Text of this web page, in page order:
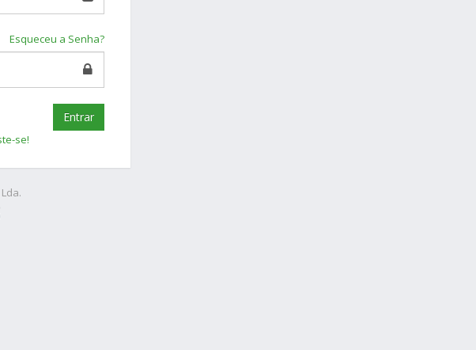
Esqueceu a Senha?
se!